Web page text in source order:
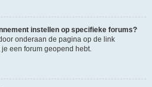
instellen op specifieke forums?
onderaan de pagina op de link
je een forum geopend hebt.